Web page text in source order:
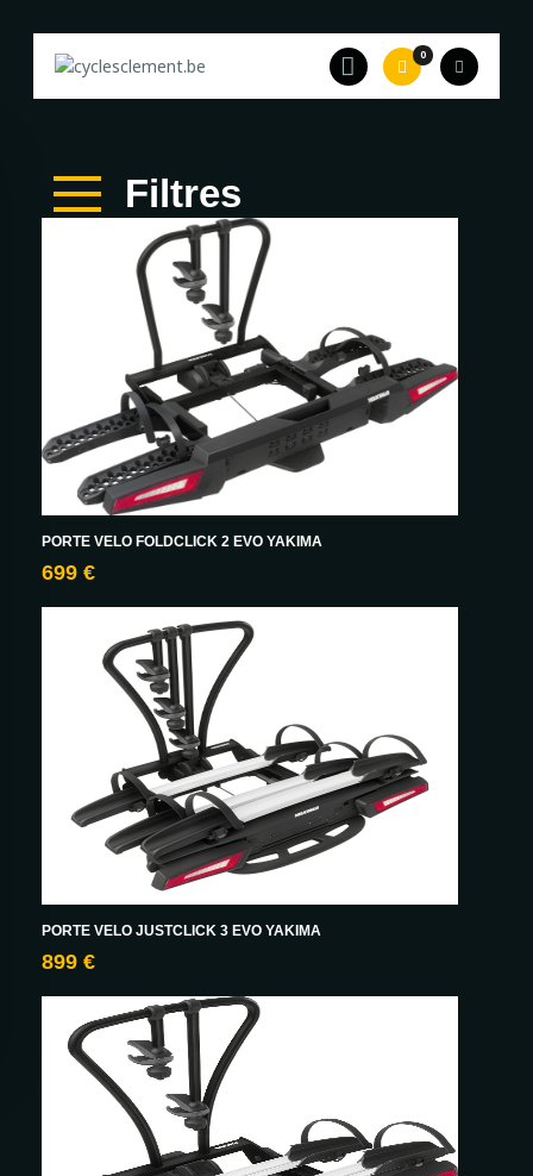
0
A propos
Equipe
Catalogue
Occasion
Leasing
Contact
Filtres
PORTE VELO FOLDCLICK 2 EVO YAKIMA
699 €
PORTE VELO JUSTCLICK 3 EVO YAKIMA
899 €